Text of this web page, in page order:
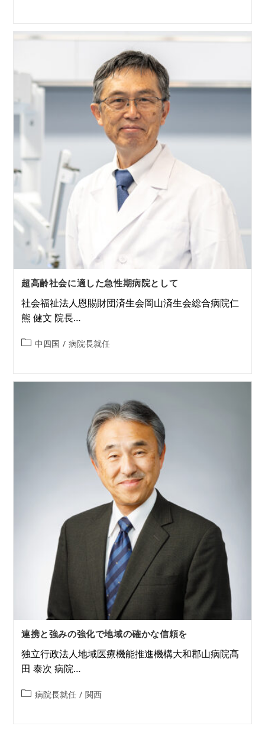
超高齢社会に適した急性期病院として
社会福祉法人恩賜財団済生会岡山済生会総合病院仁
熊 健文 院長…
中四国 / 病院長就任
連携と強みの強化で地域の確かな信頼を
独立行政法人地域医療機能推進機構大和郡山病院髙
田 泰次 病院…
病院長就任 / 関西